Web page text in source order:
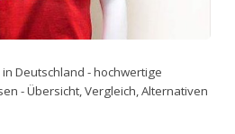
Deutschland - hochwertige
- Übersicht, Vergleich, Alternativen